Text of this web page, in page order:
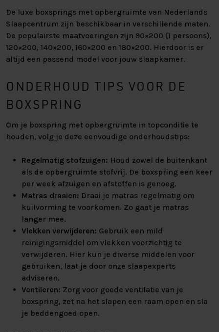
De luxe boxsprings met opbergruimte van Nederlands
Slaapcentrum zijn beschikbaar in verschillende maten.
De populairste maatvoeringen zijn 90×200 (1 persoons),
120×200, 140×200, 160×200 en 180×200. Hierdoor is er
altijd een passend model voor jouw slaapkamer.
ONDERHOUD TIPS VOOR DE
BOXSPRING
Om je boxspring met opbergruimte in topconditie te
houden, volg je deze eenvoudige onderhoudstips:
Regelmatig stofzuigen: Houd zowel de buitenkant
als de opbergruimte stofvrij. De boxspring een keer
per week afzuigen en afstoffen is genoeg.
Matras draaien: Draai je matras regelmatig om
kuilvorming te voorkomen. Zo gaat je matras
langer mee.
Vlekken verwijderen: Gebruik een mild
reinigingsmiddel om vlekken voorzichtig te
verwijderen. Hier kun je diverse middelen voor
gebruiken, laat je door onze slaapexperts
adviseren.
Ventileren: Zorg voor goede ventilatie van je
boxspring, zet na het slapen een raam open en sla
je beddengoed open.